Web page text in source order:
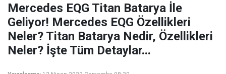
Mercedes EQG Titan Batarya İle
Geliyor! Mercedes EQG Özellikleri
Neler? Titan Batarya Nedir, Özellikleri
Neler? İşte Tüm Detaylar...